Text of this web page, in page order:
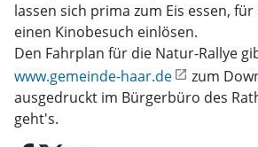
lassen sich prima zum Eis essen,
einen Kinobesuch einlösen.
Den Fahrplan für die Natur-Rallye
www.gemeinde-haar.de
zum
ausgedruckt im Bürgerbüro des
geht's.